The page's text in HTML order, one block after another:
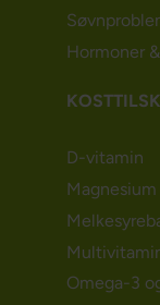
Hormoner
D-vitamin
Magnesium
Omega-3